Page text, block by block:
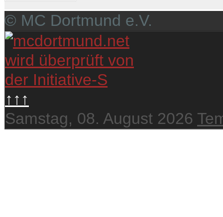
© MC Dortmund e.V.
↑↑↑
Samstag, 08. August 2026